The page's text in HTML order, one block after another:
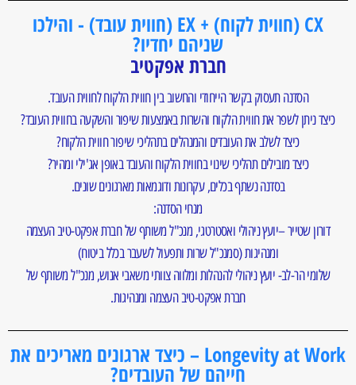
CX (חווית לקוח) + EX (חווית עובד) - והילכו
שניהם יחדיו?
חברת אפקטיב
הסדנה תעסוק בקשר הייחודי והחשוב בין חווית הלקוח לחווית העובד.
כיצד ניתן לשפר את חווית הלקוח והשרות באמצעות שיפור והשקעה בחווית העובד?
כיצד לשלב את העובדים והמנהלים בתהליכי שיפור חווית הלקוח?
כיצד מובילים תהליכי שינוי בחווית הלקוח והעובד באופן אג'ילי ומהיר?
בסדנה נשתף בכלים, עקרונות ודוגמאות מארגונים שונים.
מנחי הסדנה:
דורון שטייר –יועץ ניהולי ואסטרטגי, מנכ"ל משותף של חברת אפקט-טיב העצמה
ומנהיגות (סמנכ"ל שרות ותפעול לשעבר בכלל ביטוח)
שלומי הר-לב- יועץ ניהולי להנהלות ומלווה צוותי משאבי אנוש, מנכ"ל משותף של
חברת אפקט-טיב העצמה ומנהיגות.
Longevity at Work – כיצד ארגונים מאריכים את
חייהם של העובדים?